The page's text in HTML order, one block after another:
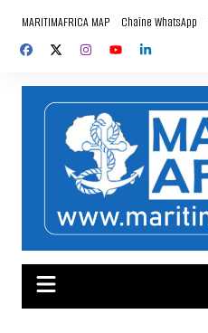
contenu
MARITIMAFRICA MAP Chaîne WhatsApp